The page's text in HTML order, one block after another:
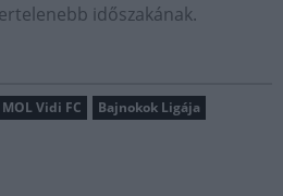
időszakának.
MOL Vidi FC Bajnokok Ligája